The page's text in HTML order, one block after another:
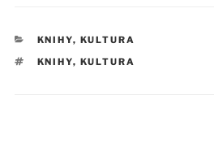
RUBRIKY
KNIHY, KULTURA
ŠTÍTKY
KNIHY, KULTURA